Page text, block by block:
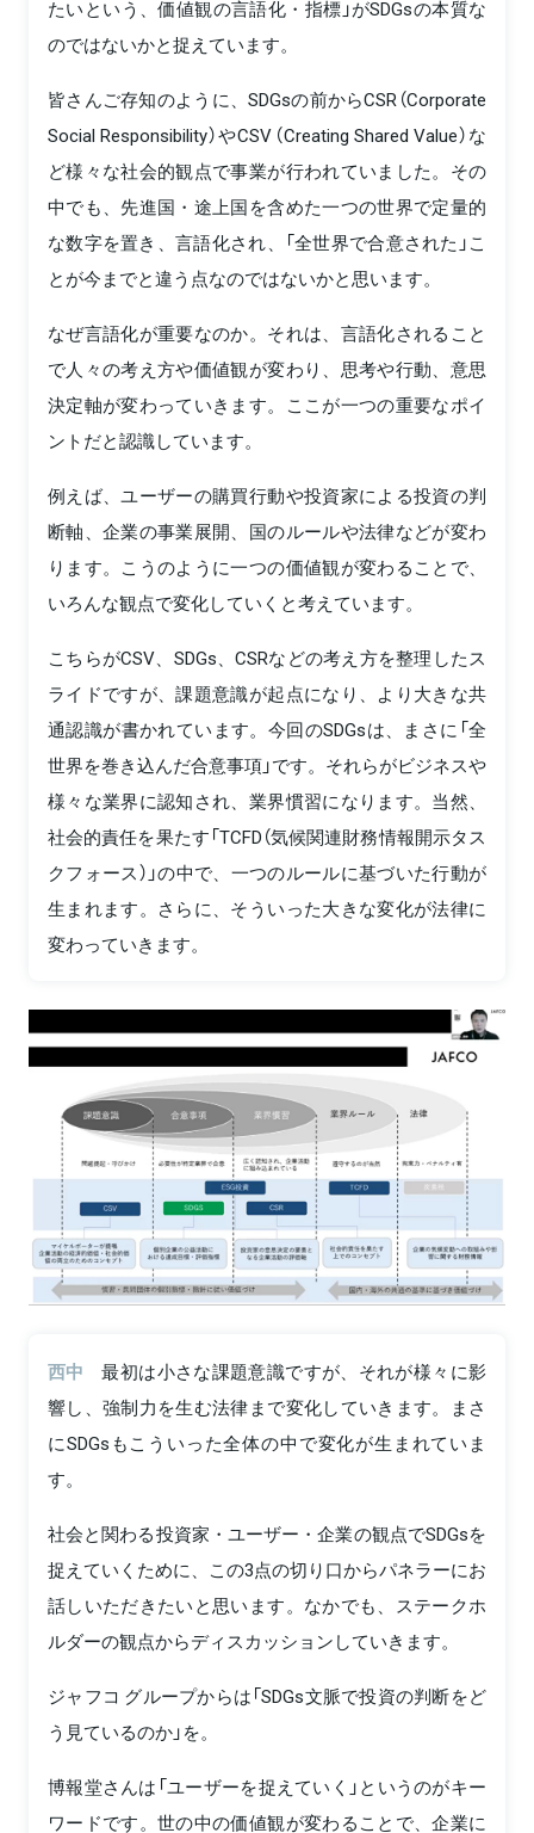
たいという、価値観の言語化・指標」がSDGsの本質な
のではないかと捉えています。
皆さんご存知のように、SDGsの前からCSR（Corporate
Social Responsibility）やCSV（Creating Shared Value）な
ど様々な社会的観点で事業が行われていました。その
中でも、先進国・途上国を含めた一つの世界で定量的
な数字を置き、言語化され、「全世界で合意された」こ
とが今までと違う点なのではないかと思います。
なぜ言語化が重要なのか。それは、言語化されること
で人々の考え方や価値観が変わり、思考や行動、意思
決定軸が変わっていきます。ここが一つの重要なポイ
ントだと認識しています。
例えば、ユーザーの購買行動や投資家による投資の判
断軸、企業の事業展開、国のルールや法律などが変わ
ります。こうのように一つの価値観が変わることで、
いろんな観点で変化していくと考えています。
こちらがCSV、SDGs、CSRなどの考え方を整理したス
ライドですが、課題意識が起点になり、より大きな共
通認識が書かれています。今回のSDGsは、まさに「全
世界を巻き込んだ合意事項」です。それらがビジネスや
様々な業界に認知され、業界慣習になります。当然、
社会的責任を果たす「TCFD（気候関連財務情報開示タス
クフォース）」の中で、一つのルールに基づいた行動が
生まれます。さらに、そういった大きな変化が法律に
変わっていきます。
西中
最初は小さな課題意識ですが、それが様々に影
響し、強制力を生む法律まで変化していきます。まさ
にSDGsもこういった全体の中で変化が生まれていま
す。
社会と関わる投資家・ユーザー・企業の観点でSDGsを
捉えていくために、この3点の切り口からパネラーにお
話しいただきたいと思います。なかでも、ステークホ
ルダーの観点からディスカッションしていきます。
ジャフコ グループからは「SDGs文脈で投資の判断をど
う見ているのか」を。
博報堂さんは「ユーザーを捉えていく」というのがキー
ワードです。世の中の価値観が変わることで、企業に